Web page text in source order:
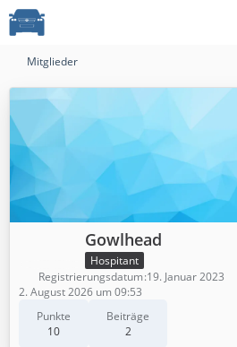
Mitglieder
Gowlhead
Hospitant
Punkte
10
Beiträge
2
Registrierungsdatum 19. Januar 2023
2. August 2026 um 09:53